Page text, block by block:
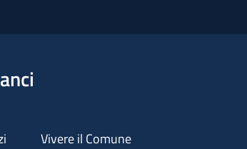
Vivere il Comune